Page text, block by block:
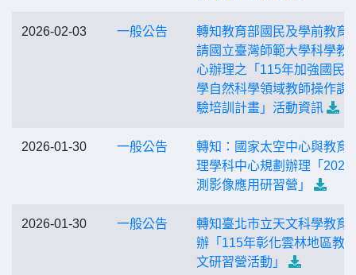
2026-02-03 一般公告
轉知教育部國民及學前教育
請國立臺灣師範大學科學教
心辦理之「115年加強國民
學自然科學領域教師操作課
驗培訓計畫」活動資訊
2026-01-30 一般公告
轉知：國家太空中心與教育
理學科中心規劃辦理「2026
測影像應用研習營」
2026-01-30 一般公告
轉知臺北市立天文科學教育
辦「115年彰化雲林地區教
文研習營活動」